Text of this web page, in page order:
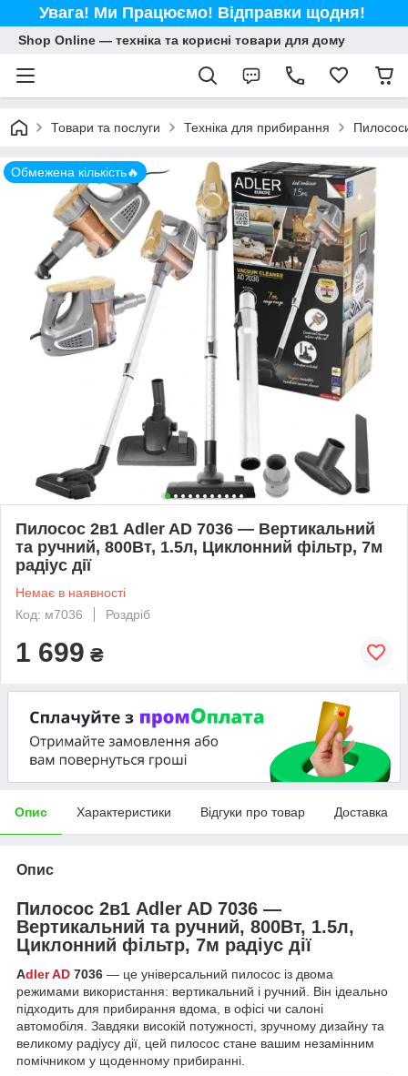
Увага! Ми Працюємо! Відправки щодня!
Shop Online — техніка та корисні товари для дому
Товари та послуги Техніка для прибирання
Обмежена кількість🔥
Пилосос 2в1 Adler AD 7036 — Вертикальний
та ручний, 800Вт, 1.5л, Циклонний фільтр, 7м
радіус дії
Немає в наявності
Код: м7036
Роздріб
1 699 ₴
Опис Характеристики Відгуки про товар Доставка
Опис
Пилосос 2в1 Adler AD 7036 —
Вертикальний та ручний, 800Вт, 1.5л,
Циклонний фільтр, 7м радіус дії
Adler AD 7036 — це універсальний пилосос із двома
режимами використання: вертикальний і ручний. Він ідеально
підходить для прибирання вдома, в офісі чи салоні
автомобіля. Завдяки високій потужності, зручному дизайну та
великому радіусу дії, цей пилосос стане вашим незамінним
помічником у щоденному прибиранні.